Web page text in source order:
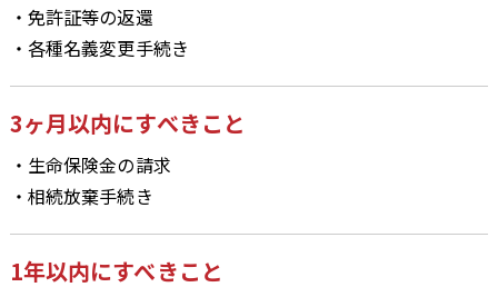
・免許証等の返還
・各種名義変更手続き
3ヶ月以内にすべきこと
・生命保険金の請求
・相続放棄手続き
1年以内にすべきこと